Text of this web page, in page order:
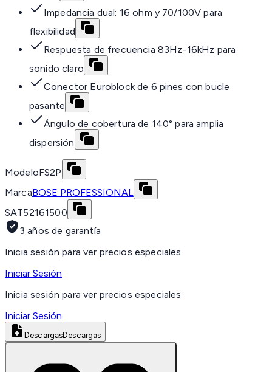
Impedancia dual: 16 ohm y 70/100V para
flexibilidad
Respuesta de frecuencia 83Hz-16kHz para
sonido claro
Conector Euroblock de 6 pines con bucle
pasante
Ángulo de cobertura de 140° para amplia
dispersión
ModeloFS2P
MarcaBOSE PROFESSIONAL
SAT52161500
3 años de garantía
Inicia sesión para ver precios especiales
Iniciar Sesión
Inicia sesión para ver precios especiales
Iniciar Sesión
DescargasDescargas